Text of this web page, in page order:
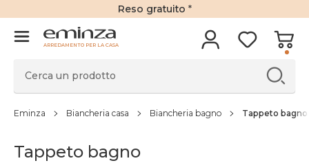
Reso gratuito *
ARREDAMENTO PER LA CASA
Eminza Biancheria casa Biancheria bagno Tappeto bagno
Tappeto bagno